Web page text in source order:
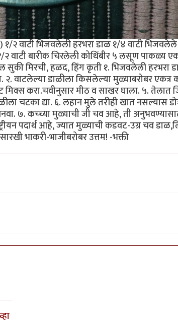
२ वाटी भिजवलेली हरभरा डाळ १/४ वाटी भिजवलेले
बारीक चिरलेली कोथिंबीर ५ लसूण पाकळ्य
सुकी मिरची, हळद, हिंग कृती १. भिजवलेली हरभरा
वाटलेल्या डाळीला किसलेल्या मुळ्याबरोबर एकत्र
मिक्स करा.चवीनुसार मीठ व साखर घाला. ५. तेलात
चटका द्या. ६. लहान मुले तरीही खात नसल्यास
७. कच्च्या मुळ्याची जी चव आहे, ती
पदार्थ आहे, ज्यात मुळ्याची कडवट-उग्र चव
भाकरी-भाजीबरोबर उत्तम! -भक्ती